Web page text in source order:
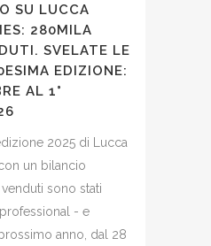
SU LUCCA
280MILA
SVELATE LE
EDIZIONE:
AL 1°
2025 di Lucca
un bilancio
sono stati
- e
anno, dal 28